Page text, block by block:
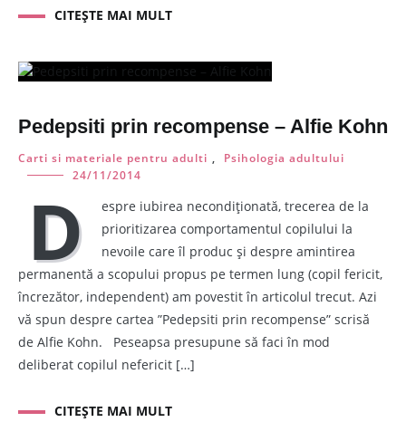
CITEȘTE MAI MULT
Pedepsiti prin recompense – Alfie Kohn
Carti si materiale pentru adulti ,
Psihologia adultului
24/11/2014
D
espre iubirea necondiționată, trecerea de la
prioritizarea comportamentul copilului la
nevoile care îl produc și despre amintirea
permanentă a scopului propus pe termen lung (copil fericit,
încrezător, independent) am povestit în articolul trecut. Azi
vă spun despre cartea ”Pedepsiti prin recompense” scrisă
de Alfie Kohn. Peseapsa presupune să faci în mod
deliberat copilul nefericit […]
CITEȘTE MAI MULT